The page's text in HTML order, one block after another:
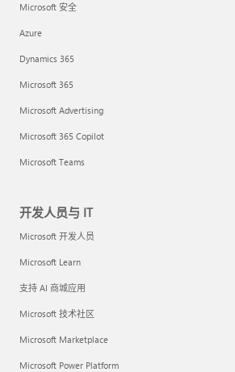
Microsoft 安全
Azure
Dynamics 365
Microsoft 365
Microsoft Advertising
Microsoft 365 Copilot
Microsoft Teams
开发人员与 IT
Microsoft 开发人员
Microsoft Learn
支持 AI 商城应用
Microsoft 技术社区
Microsoft Marketplace
Microsoft Power Platform